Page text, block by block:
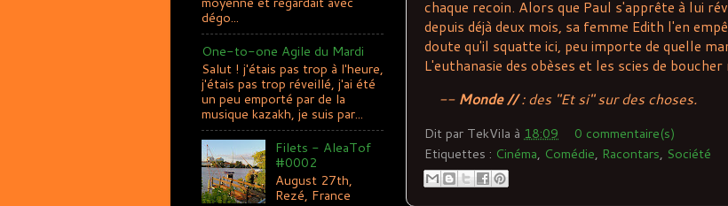
chaque recoin. Alors que Paul s'apprête à lui
depuis déjà deux mois, sa femme Edith l'en
doute qu'il squatte ici, peu importe de quelle
L'euthanasie des obèses et les scies de
-- Monde //:des"Etsi"sur des choses.
Dit par TekVila à 18:09
0 commentaire(s)
Etiquettes : Cinéma, Comédie, Racontars, Société
dégo...
One-to-one Agile du Mardi
Salut ! j'étais pas trop à l'heure,
j'étais pas trop réveillé, j'ai été
un peu emporté par de la
musique kazakh, je suis par...
Filets - AleaTof
#0002
August 27th,
Rezé, France